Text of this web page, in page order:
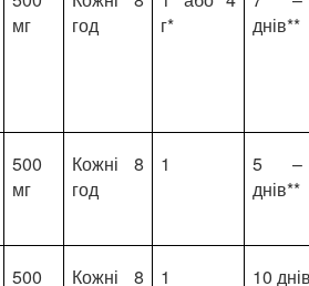
мг
год
г*
днів**
500
мг
Кожні 8
год
1
5 –
днів**
500 Кожні 8 1 10